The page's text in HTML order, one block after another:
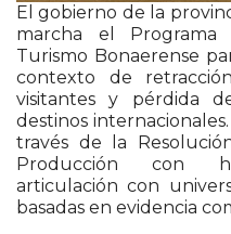
El gobierno de la
marcha el Programa
Turismo Bonaerense
contexto de
visitantes y pérdida
destinos
través de la
Producción con
articulación con
basadas en evidencia